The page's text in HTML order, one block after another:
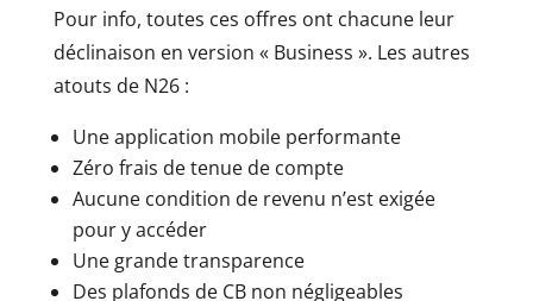
Pour info, toutes ces offres ont chacune leur
déclinaison en version « Business ». Les autres
atouts de N26 :
Une application mobile performante
Zéro frais de tenue de compte
Aucune condition de revenu n’est exigée
pour y accéder
Une grande transparence
Des plafonds de CB non négligeables